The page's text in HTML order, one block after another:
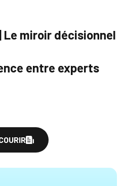
| Le miroir décisionnel
entre experts